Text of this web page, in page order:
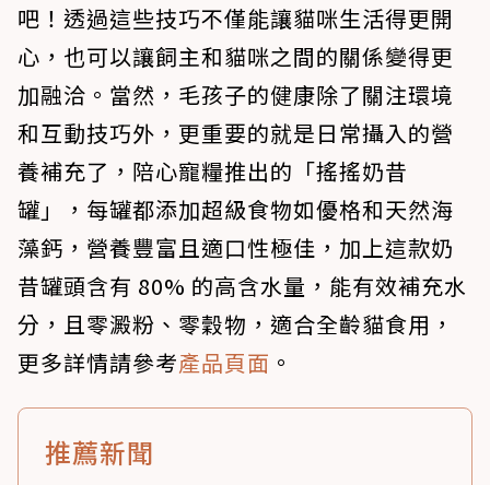
吧！透過這些技巧不僅能讓貓咪生活得更開
心，也可以讓飼主和貓咪之間的關係變得更
加融洽。當然，毛孩子的健康除了關注環境
和互動技巧外，更重要的就是日常攝入的營
養補充了，陪心寵糧推出的「搖搖奶昔
罐」，每罐都添加超級食物如優格和天然海
藻鈣，營養豐富且適口性極佳，加上這款奶
昔罐頭含有 80% 的高含水量，能有效補充水
分，且零澱粉、零穀物，適合全齡貓食用，
更多詳情請參考產品頁面 。
推薦新聞